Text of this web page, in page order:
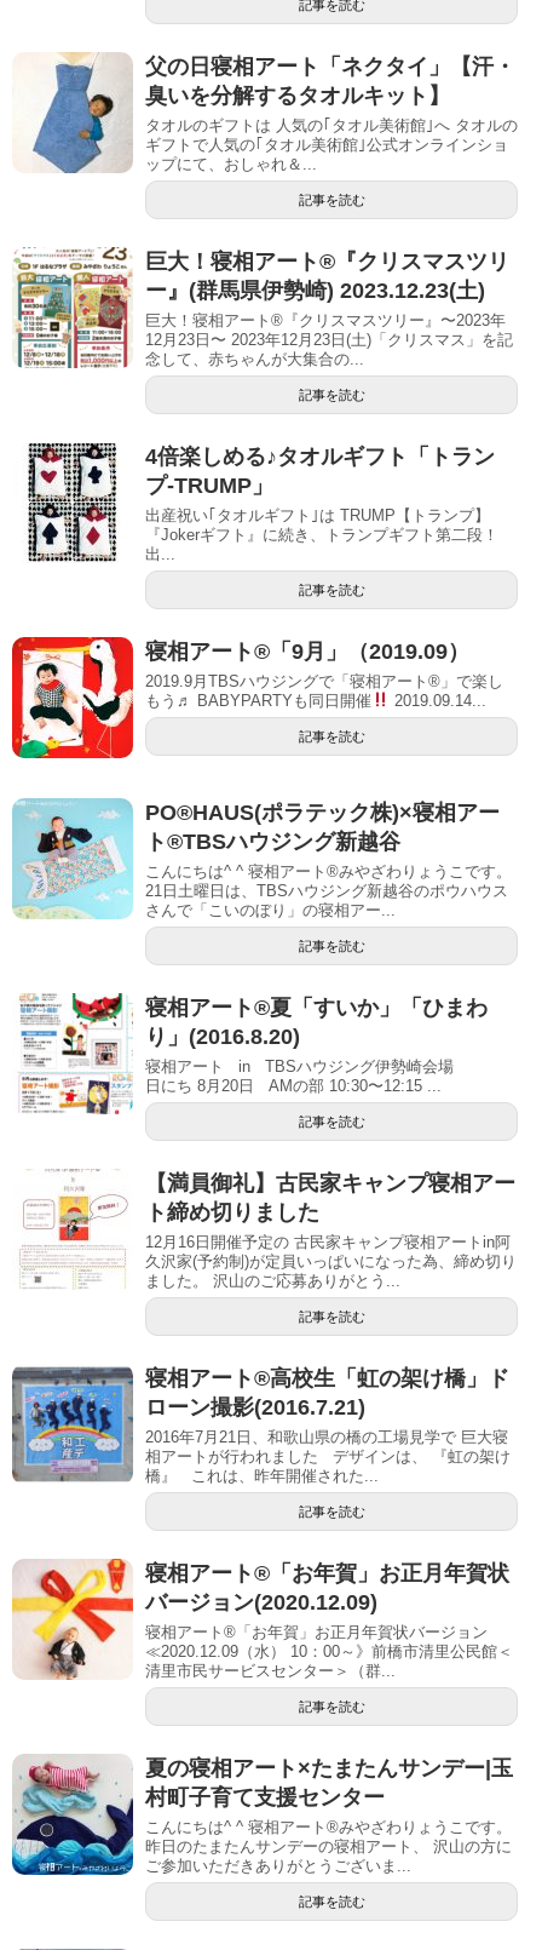
記事を読む
父の日寝相アート「ネクタイ」【汗・
臭いを分解するタオルキット】
タオルのギフトは 人気の｢タオル美術館｣へ タオルの
ギフトで人気の｢タオル美術館｣公式オンラインショ
ップにて、おしゃれ＆...
記事を読む
巨大！寝相アート®︎『クリスマスツリ
ー』(群馬県伊勢崎) 2023.12.23(土)
巨大！寝相アート®『クリスマスツリー』〜2023年
12月23日〜 2023年12月23日(土)「クリスマス」を記
念して、赤ちゃんが大集合の...
記事を読む
4倍楽しめる♪タオルギフト「トラン
プ-TRUMP」
出産祝い｢タオルギフト｣は TRUMP【トランプ】
『Jokerギフト』に続き、トランプギフト第二段！
出...
記事を読む
寝相アート®「9月」（2019.09）
2019.9月TBSハウジングで「寝相アート®」で楽し
もう♬ BABYPARTYも同日開催
2019.09.14...
記事を読む
PO®︎HAUS(ポラテック株)×寝相アー
ト®︎TBSハウジング新越谷
こんにちは^ ^ 寝相アート®︎みやざわりょうこです。
21日土曜日は、TBSハウジング新越谷のポウハウス
さんで「こいのぼり」の寝相アー...
記事を読む
寝相アート®夏「すいか」「ひまわ
り」(2016.8.20)
寝相アート in TBSハウジング伊勢崎会場
日にち 8月20日 AMの部 10:30〜12:15 ...
記事を読む
【満員御礼】古民家キャンプ寝相アー
ト締め切りました
12月16日開催予定の 古民家キャンプ寝相アートin阿
久沢家(予約制)が定員いっぱいになった為、締め切り
ました。 沢山のご応募ありがとう...
記事を読む
寝相アート®高校生「虹の架け橋」ド
ローン撮影(2016.7.21)
2016年7月21日、和歌山県の橋の工場見学で 巨大寝
相アートが行われました デザインは、 『虹の架け
橋』 これは、昨年開催された...
記事を読む
寝相アート®︎「お年賀」お正月年賀状
バージョン(2020.12.09)
寝相アート®︎「お年賀」お正月年賀状バージョン
≪2020.12.09（水） 10：00～》前橋市清里公民館＜
清里市民サービスセンター＞（群...
記事を読む
夏の寝相アート×たまたんサンデー|玉
村町子育て支援センター
こんにちは^ ^ 寝相アート®︎みやざわりょうこです。
昨日のたまたんサンデーの寝相アート、 沢山の方に
ご参加いただきありがとうございま...
記事を読む